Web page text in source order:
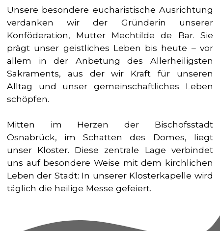
Unsere besondere eucharistische Ausrichtung
verdanken wir der Gründerin unserer
Konföderation, Mutter Mechtilde de Bar. Sie
prägt unser geistliches Leben bis heute – vor
allem in der Anbetung des Allerheiligsten
Sakraments, aus der wir Kraft für unseren
Alltag und unser gemeinschaftliches Leben
schöpfen.
Mitten im Herzen der Bischofsstadt
Osnabrück, im Schatten des Domes, liegt
unser Kloster. Diese zentrale Lage verbindet
uns auf besondere Weise mit dem kirchlichen
Leben der Stadt: In unserer Klosterkapelle wird
täglich die heilige Messe gefeiert.